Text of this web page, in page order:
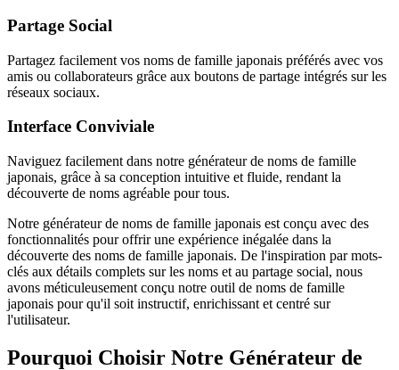
Partage Social
Partagez facilement vos noms de famille japonais préférés avec vos
amis ou collaborateurs grâce aux boutons de partage intégrés sur les
réseaux sociaux.
Interface Conviviale
Naviguez facilement dans notre générateur de noms de famille
japonais, grâce à sa conception intuitive et fluide, rendant la
découverte de noms agréable pour tous.
Notre générateur de noms de famille japonais est conçu avec des
fonctionnalités pour offrir une expérience inégalée dans la
découverte des noms de famille japonais. De l'inspiration par mots-
clés aux détails complets sur les noms et au partage social, nous
avons méticuleusement conçu notre outil de noms de famille
japonais pour qu'il soit instructif, enrichissant et centré sur
l'utilisateur.
Pourquoi Choisir Notre Générateur de